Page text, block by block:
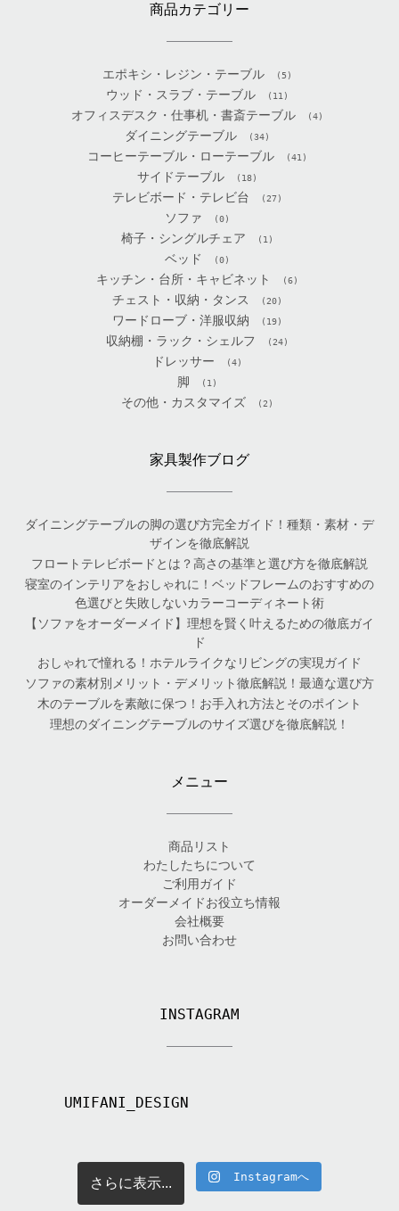
商品カテゴリー
エポキシ・レジン・テーブル (5)
ウッド・スラブ・テーブル (11)
オフィスデスク・仕事机・書斎テーブル (4)
ダイニングテーブル (34)
コーヒーテーブル・ローテーブル (41)
サイドテーブル (18)
テレビボード・テレビ台 (27)
ソファ (0)
椅子・シングルチェア (1)
ベッド (0)
キッチン・台所・キャビネット (6)
チェスト・収納・タンス (20)
ワードローブ・洋服収納 (19)
収納棚・ラック・シェルフ (24)
ドレッサー (4)
脚 (1)
その他・カスタマイズ (2)
家具製作ブログ
ダイニングテーブルの脚の選び方完全ガイド！種類・素材・デ
ザインを徹底解説
フロートテレビボードとは？高さの基準と選び方を徹底解説
寝室のインテリアをおしゃれに！ベッドフレームのおすすめの
色選びと失敗しないカラーコーディネート術
【ソファをオーダーメイド】理想を賢く叶えるための徹底ガイ
ド
おしゃれで憧れる！ホテルライクなリビングの実現ガイド
ソファの素材別メリット・デメリット徹底解説！最適な選び方
木のテーブルを素敵に保つ！お手入れ方法とそのポイント
理想のダイニングテーブルのサイズ選びを徹底解説！
メニュー
商品リスト
わたしたちについて
ご利用ガイド
オーダーメイドお役立ち情報
会社概要
お問い合わせ
INSTAGRAM
UMIFANI_DESIGN
さらに表示... Instagramへ